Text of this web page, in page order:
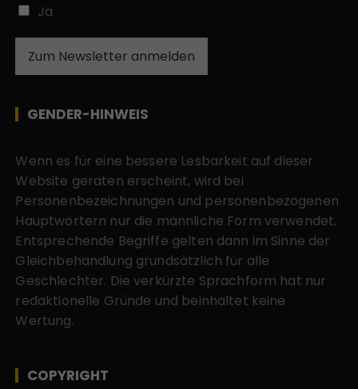
Ja
Zum Newsletter anmelden
GENDER-HINWEIS
Wenn es für eine bessere Lesbarkeit auf dieser
Website geraten erscheint, wird bei
Personenbezeichnungen und personenbezogenen
Hauptwörtern nur die männliche Form verwendet.
Entsprechende Begriffe gelten dann im Sinne der
Gleichbehandlung grundsätzlich für alle
Geschlechter. Die verkürzte Sprachform hat nur
redaktionelle Gründe und beinhaltet keine
Wertung.
COPYRIGHT